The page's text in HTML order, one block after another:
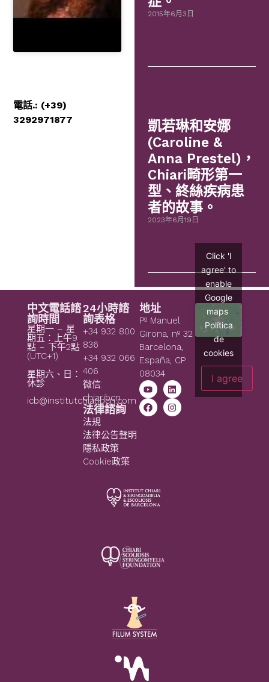
電話.: (+39)
3292971877
2015年6月3日
凱若琳和安娜
(Caroline &
Anna Prestel)，
Chiari畸形第一
型、終絲疾病患
者的故事。
2023年6月19日
中文電話諮
詢時間
星期一 – 星
期五：上午9
點 – 下午2點
(UTC+1)
星期六、日：
休診
icb@institutchiaribcn.com
24小時諮
詢表格
+34 932 800
836
+34 932 066
406
微信:
chiaribcn
法律諮詢
法規
法律公告聲明
隱私政策
Cookie政策
地址
Pº Manuel
Girona, nº 32
Barcelona,
España, CP
08034
Click 'I
agree' to
enable
Google
maps
Política
de
cookies
I agree